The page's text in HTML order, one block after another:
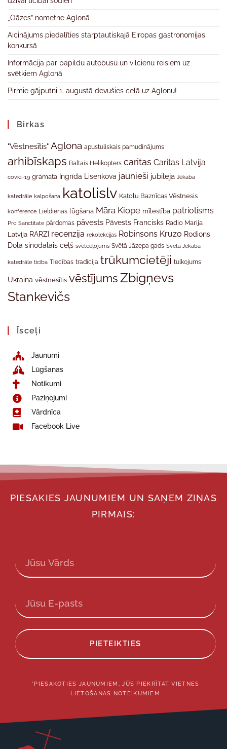
„Oāzes” nometne Aglonā
Aicinājums piedalīties starptautiskajā Eiropas gastronomijas
konkursā
Informācija par papildu autobusu un vilcienu reisiem uz
svētkiem Aglonā
Pirmie gājputni 1. augustā devušies ceļā uz Aglonu!
Birkas
"Vēstnesītis" Aglona apustuliskais pamudinājums
arhibīskaps Baltais Helikopters caritas Caritas Latvija
covid-19 grāmata Ingrīda Lisenkova jaunieši jubileja Jēkaba
katedrāle kalpošana katolislv Katoļu Baznīcas Vēstnesis
konference Lieldienas lūgšana Māra Kiope mīlestība patriotisms
Pro Sanctitate pārdomas pāvests Pāvests Francisks Radio Marija
Latvija RARZI recenzija rekolekcijas Robinsons Kruzo Rodions
Doļa sinodālais ceļš svētceļojums Svētā Jāzepa gads Svētā Jēkaba
katedrāle ticība Tiecības tradīcija trūkumcietēji tulkojums
Ukraina vēstnesītis vēstījumsZbigņevs
Stankevičs
Īsceļi
Jaunumi
Lūgšanas
Notikumi
Paziņojumi
Vārdnīca
Facebook Live
PIESAKIES JAUNUMIEM UN SAŅEM ZIŅAS
PIRMAIS:
PIETEIKTIES
*PIESAKOTIES JAUNUMIEM, JŪS PIEKRĪTAT VIETNES
LIETOŠANAS NOTEIKUMIEM